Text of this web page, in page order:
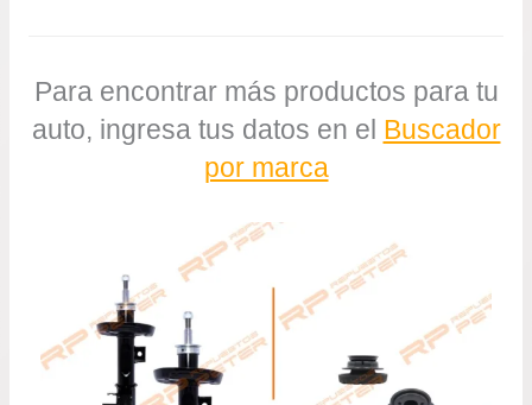
Para encontrar más productos para tu
auto, ingresa tus datos en el Buscador
por marca